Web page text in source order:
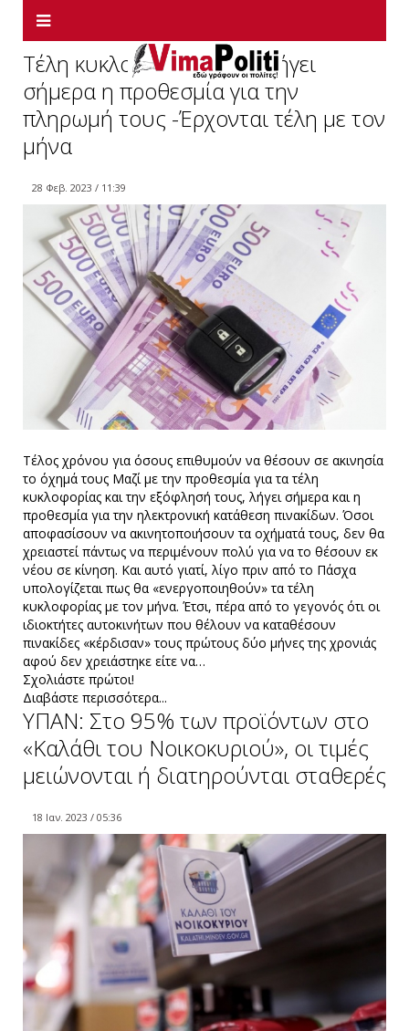
Τέλη κυκλοφορίας 2023:Λήγει
σήμερα η προθεσμία για την
πληρωμή τους -Έρχονται τέλη με τον
μήνα
28 Φεβ. 2023 / 11:39
Τέλος χρόνου για όσους επιθυμούν να θέσουν σε ακινησία
το όχημά τους Μαζί με την προθεσμία για τα τέλη
κυκλοφορίας και την εξόφλησή τους, λήγει σήμερα και η
προθεσμία για την ηλεκτρονική κατάθεση πινακίδων. Όσοι
αποφασίσουν να ακινητοποιήσουν τα οχήματά τους, δεν θα
χρειαστεί πάντως να περιμένουν πολύ για να το θέσουν εκ
νέου σε κίνηση. Και αυτό γιατί, λίγο πριν από το Πάσχα
υπολογίζεται πως θα «ενεργοποιηθούν» τα τέλη
κυκλοφορίας με τον μήνα. Έτσι, πέρα από το γεγονός ότι οι
ιδιοκτήτες αυτοκινήτων που θέλουν να καταθέσουν
πινακίδες «κέρδισαν» τους πρώτους δύο μήνες της χρονιάς
αφού δεν χρειάστηκε είτε να…
Σχολιάστε πρώτοι!
Διαβάστε περισσότερα...
ΥΠΑΝ: Στο 95% των προϊόντων στο
«Kαλάθι του Nοικοκυριού», οι τιμές
μειώνονται ή διατηρούνται σταθερές
18 Ιαν. 2023 / 05:36